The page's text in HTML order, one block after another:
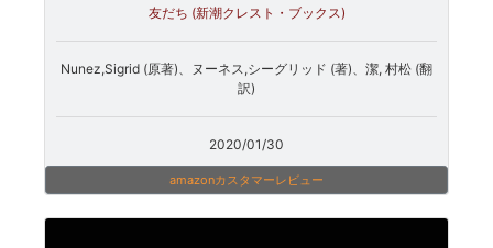
友だち (新潮クレスト・ブックス)
Nunez,Sigrid (原著)、ヌーネス,シーグリッド (著)、潔, 村松 (翻
訳)
2020/01/30
amazonカスタマーレビュー